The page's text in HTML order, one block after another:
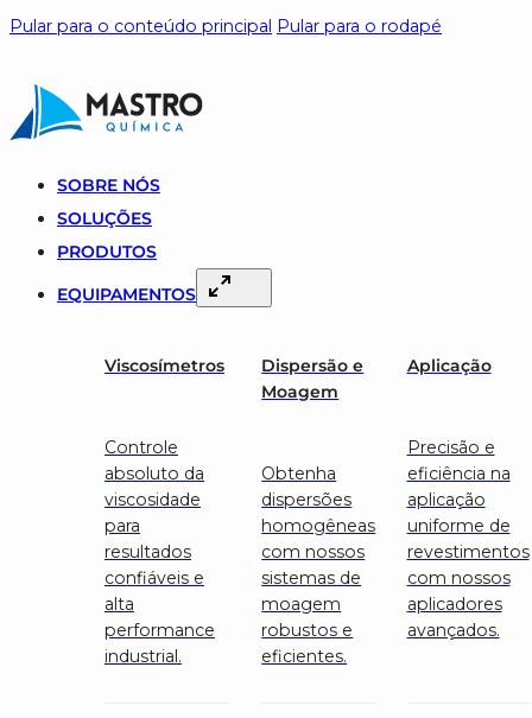
Pular para o conteúdo principal Pular para o rodapé
SOBRE NÓS
SOLUÇÕES
PRODUTOS
EQUIPAMENTOS
Viscosímetros
Controle
absoluto da
viscosidade
para
resultados
confiáveis e
alta
performance
industrial.
Dispersão e
Moagem
Obtenha
dispersões
homogêneas
com nossos
sistemas de
moagem
robustos e
eficientes.
Aplicação
Precisão e
eficiência na
aplicação
uniforme de
revestimentos
com nossos
aplicadores
avançados.